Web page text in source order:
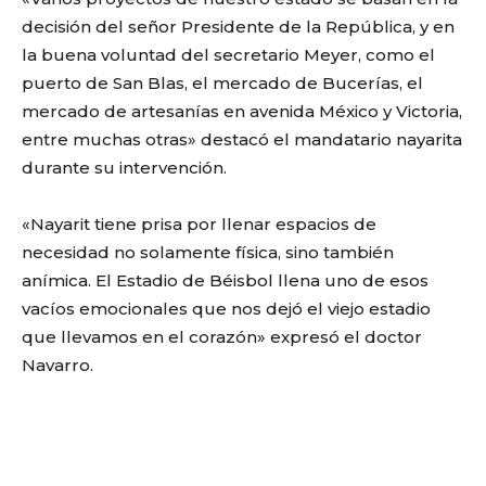
decisión del señor Presidente de la República, y en
la buena voluntad del secretario Meyer, como el
puerto de San Blas, el mercado de Bucerías, el
mercado de artesanías en avenida México y Victoria,
entre muchas otras» destacó el mandatario nayarita
durante su intervención.
«Nayarit tiene prisa por llenar espacios de
necesidad no solamente física, sino también
anímica. El Estadio de Béisbol llena uno de esos
vacíos emocionales que nos dejó el viejo estadio
que llevamos en el corazón» expresó el doctor
Navarro.